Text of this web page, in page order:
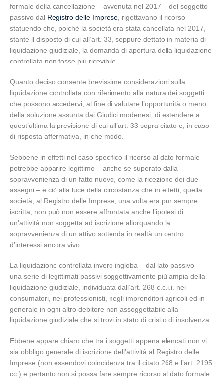
formale della cancellazione – avvenuta nel 2017 – del soggetto
passivo dal Registro delle Imprese , rigettavano il ricorso
statuendo che, poiché la società era stata cancellata nel 2017,
stante il disposto di cui all’art. 33, seppure dettato in materia di
liquidazione giudiziale, la domanda di apertura della liquidazione
controllata non fosse più ricevibile.
Quanto deciso consente brevissime considerazioni sulla
liquidazione controllata con riferimento alla natura dei soggetti
che possono accedervi, al fine di valutare l’opportunità o meno
della soluzione assunta dai Giudici modenesi, di estendere a
quest’ultima la previsione di cui all’art. 33 sopra citato e, in caso
di risposta affermativa, in che modo.
Sebbene in effetti nel caso specifico il ricorso al dato formale
potrebbe apparire legittimo – anche se superato dalla
sopravvenienza di un fatto nuovo, come la ricezione dei due
assegni – e ciò alla luce della circostanza che in effetti, quella
società, al Registro delle Imprese, una volta era pur sempre
iscritta, non può non essere affrontata anche l’ipotesi di
un’attività non soggetta ad iscrizione allorquando la
sopravvenienza di un attivo sottenda in realtà un centro
d’interessi ancora vivo.
La liquidazione controllata invero ingloba – dal lato passivo –
una serie di legittimati passivi soggettivamente più ampia della
liquidazione giudiziale, individuata dall’art. 268 c.c.i.i. nei
consumatori, nei professionisti, negli imprenditori agricoli ed in
generale in ogni altro debitore non assoggettabile alla
liquidazione giudiziale che si trovi in stato di crisi o di insolvenza.
Ebbene appare chiaro che tra i soggetti appena elencati non vi
sia obbligo generale di iscrizione dell’attività al Registro delle
Imprese (non essendovi coincidenza tra il citato 268 e l’art. 2195
cc.) e pertanto non si possa fare sempre ricorso al dato formale